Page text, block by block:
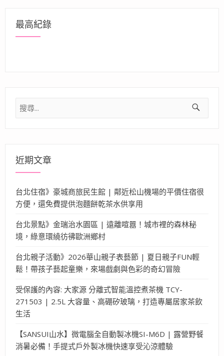
最高紀錄
搜
近期文章
台北住宿》豪城商旅民生館 | 鄰近松山機場的平價住宿很
方便，還免費提供泡麵餅乾茶水供享用
台北景點》金瑞治水園區 | 遠離喧囂！城市裡的森林秘
境，綠意環繞彷彿歐洲鄉村
台北親子活動》2026華山親子表藝節 | 夏日親子FUN輕
鬆！帶孩子藝起童樂，來場戲劇與色彩的奇幻冒險
受保護的內容: 大家源 分離式智能溫控煮茶機 TCY-
271503 | 2.5L 大容量、高硼矽玻璃，打造專屬居家茶飲
生活
【SANSUI山水】微電腦全自動製冰機SI-M6D | 露營野餐
消暑必備！手提式戶外製冰機快速享受沁涼體驗